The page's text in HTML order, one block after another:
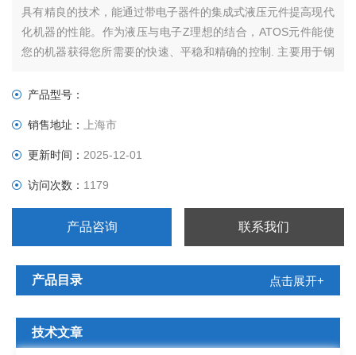
具有精良的技术，能通过带电子器件的集成式液压元件提高现代
化机器的性能。作为液压与电子Z理想的结合，ATOS元件能使
您的机器获得您所需要的快速、平稳和精确的控制. 主要用于钢
产品型号：
销售地址：上海市
更新时间：2025-12-01
访问次数： 1179
产品咨询 联系我们
产品目录 点击展开+
技术文章